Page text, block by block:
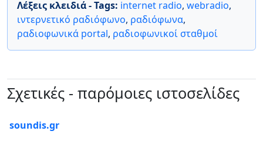
Λέξεις κλειδιά - Tags: internet radio, webradio,
ιντερνετικό ραδιόφωνο, ραδιόφωνα,
ραδιοφωνικά portal, ραδιοφωνικοί σταθμοί
Σχετικές - παρόμοιες ιστοσελίδες
soundis.gr